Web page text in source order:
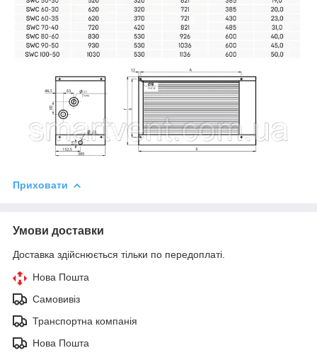
Приховати
Умови доставки
Доставка здійснюється тільки по передоплаті.
Нова Пошта
Самовивіз
Транспортна компанія
Нова Пошта